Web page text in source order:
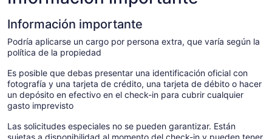
Información importante
Podría aplicarse un cargo por persona extra, que varía según la
política de la propiedad
Es posible que debas presentar una identificación oficial con
fotografía y una tarjeta de crédito, una tarjeta de débito o hacer
un depósito en efectivo en el check-in para cubrir cualquier
gasto imprevisto
Las solicitudes especiales no se pueden garantizar. Están
sujetas a disponibilidad al momento del check-in y pueden tener